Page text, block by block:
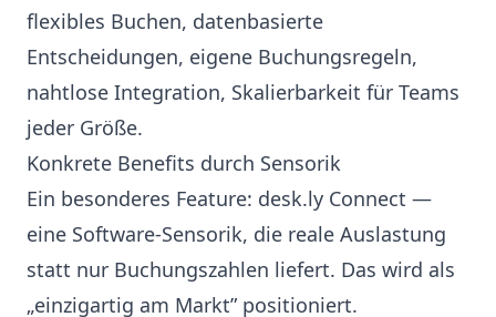
flexibles Buchen, datenbasierte
Entscheidungen, eigene Buchungsregeln,
nahtlose Integration, Skalierbarkeit für Teams
jeder Größe.
Konkrete Benefits durch Sensorik
Ein besonderes Feature: desk.ly Connect —
eine Software-Sensorik, die reale Auslastung
statt nur Buchungszahlen liefert. Das wird als
„einzigartig am Markt” positioniert.